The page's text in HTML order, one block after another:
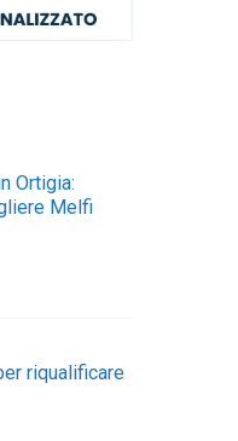
Ortigia:
Melfi
riqualificare